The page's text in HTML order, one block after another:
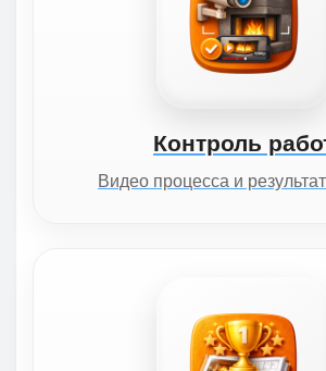
Контроль
Видео процесса и